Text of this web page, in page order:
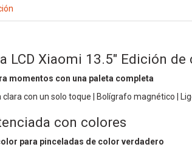
LCD Xiaomi 13.5" Edición de
momentos con una paleta completa
con un solo toque | Bolígrafo magnético |
con colores
para pinceladas de color verdadero